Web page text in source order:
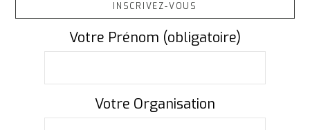
INSCRIVEZ-VOUS
Votre Prénom (obligatoire)
Votre Organisation